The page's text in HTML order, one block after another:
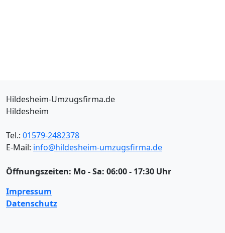
Hildesheim-Umzugsfirma.de
Hildesheim
Tel.: 01579-2482378
E-Mail: info@hildesheim-umzugsfirma.de
Öffnungszeiten: Mo - Sa: 06:00 - 17:30 Uhr
Impressum
Datenschutz